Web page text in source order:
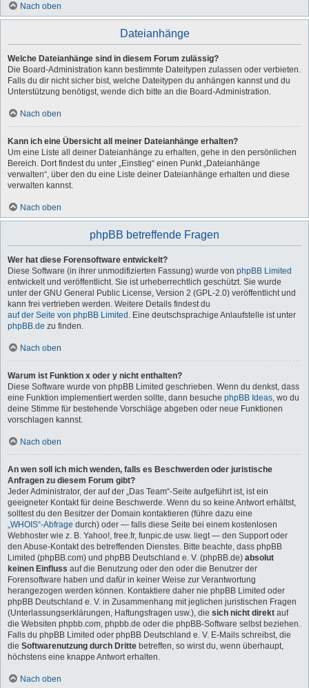
Nach oben
Dateianhänge
Welche Dateianhänge sind in diesem Forum zulässig?
Die Board-Administration kann bestimmte Dateitypen zulassen oder verbieten.
Falls du dir nicht sicher bist, welche Dateitypen du anhängen kannst und du
Unterstützung benötigst, wende dich bitte an die Board-Administration.
Nach oben
Kann ich eine Übersicht all meiner Dateianhänge erhalten?
Um eine Liste all deiner Dateianhänge zu erhalten, gehe in den persönlichen
Bereich. Dort findest du unter „Einstieg“ einen Punkt „Dateianhänge
verwalten“, über den du eine Liste deiner Dateianhänge erhalten und diese
verwalten kannst.
Nach oben
phpBB betreffende Fragen
Wer hat diese Forensoftware entwickelt?
Diese Software (in ihrer unmodifizierten Fassung) wurde von phpBB Limited
entwickelt und veröffentlicht. Sie ist urheberrechtlich geschützt. Sie wurde
unter der GNU General Public License, Version 2 (GPL-2.0) veröffentlicht und
kann frei vertrieben werden. Weitere Details findest du
auf der Seite von phpBB Limited . Eine deutschsprachige Anlaufstelle ist unter
phpBB.de zu finden.
Nach oben
Warum ist Funktion x oder y nicht enthalten?
Diese Software wurde von phpBB Limited geschrieben. Wenn du denkst, dass
eine Funktion implementiert werden sollte, dann besuche phpBB Ideas, wo du
deine Stimme für bestehende Vorschläge abgeben oder neue Funktionen
vorschlagen kannst.
Nach oben
An wen soll ich mich wenden, falls es Beschwerden oder juristische
Anfragen zu diesem Forum gibt?
Jeder Administrator, der auf der „Das Team“-Seite aufgeführt ist, ist ein
geeigneter Kontakt für deine Beschwerde. Wenn du so keine Antwort erhältst,
solltest du den Besitzer der Domain kontaktieren (führe dazu eine
„WHOIS“-Abfrage durch) oder — falls diese Seite bei einem kostenlosen
Webhoster wie z. B. Yahoo!, free.fr, funpic.de usw. liegt — den Support oder
den Abuse-Kontakt des betreffenden Dienstes. Bitte beachte, dass phpBB
Limited (phpBB.com) und phpBB Deutschland e. V. (phpBB.de) absolut
keinen Einfluss auf die Benutzung oder den oder die Benutzer der
Forensoftware haben und dafür in keiner Weise zur Verantwortung
herangezogen werden können. Kontaktiere daher nie phpBB Limited oder
phpBB Deutschland e. V. in Zusammenhang mit jeglichen juristischen Fragen
(Unterlassungserklärungen, Haftungsfragen usw.), die sich nicht direkt auf
die Websiten phpbb.com, phpbb.de oder die phpBB-Software selbst beziehen.
Falls du phpBB Limited oder phpBB Deutschland e. V. E-Mails schreibst, die
die Softwarenutzung durch Dritte betreffen, so wirst du, wenn überhaupt,
höchstens eine knappe Antwort erhalten.
Nach oben